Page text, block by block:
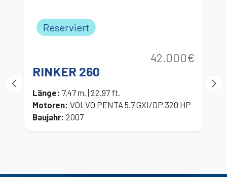
Reserviert
42.000€
RINKER 260
Länge: 7,47 m. | 22.97 ft.
Motoren: VOLVO PENTA 5.7 GXI/DP 320 HP
Baujahr: 2007